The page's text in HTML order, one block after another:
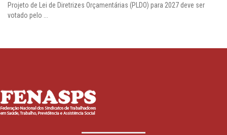
Projeto de Lei de Diretrizes Orçamentárias (PLDO) para 2027 deve ser
votado pelo ...